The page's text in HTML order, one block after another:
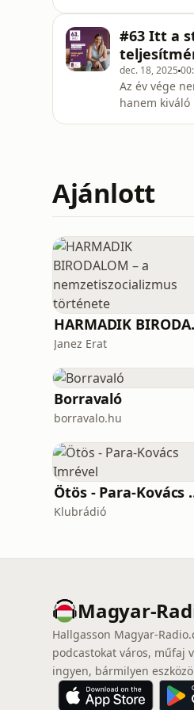
hogyan
#63 Itt a
dec. 18, 2025
Az év vége
hanem
Ajánlott
Janez Erat
Borravaló
borravalo.hu
Ötös -
Klubrádió
Magyar-
Hallgasson Magyar-
podcastokat város,
ingyen, bármilyen